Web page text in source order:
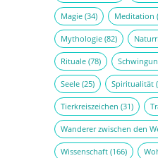
Magie(34) Meditation
Mythologie(82)
Rituale(78)
Seele(25) Spiritualität
Tierkreiszeichen (31)
Wanderer zwischen den
Wissenschaft(166)